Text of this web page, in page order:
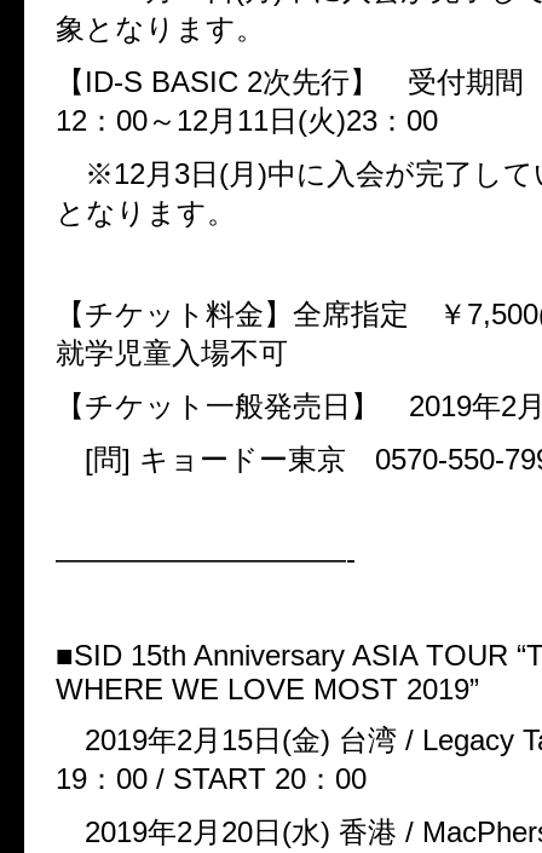
象となります。
【 ID-S BASIC 2次先行】 受付期
12 ： 00～ 12月 11日 (火)23 ： 00
※12月 3日 (月 )中に入会が完了し
となります。
【チケット料金】全席指定 ￥
就学児童入場不可
【チケット一般発売日】 2019年2
[問] キョードー東京 0570-550-
——————————-
■SID 15th Anniversary ASIA TOUR “
WHERE WE LOVE MOST 2019”
2019年2月 15日 (金) 台湾 / Legacy
19 ： 00 / START 20 ： 00
2019年2月 20日 (水) 香港 /